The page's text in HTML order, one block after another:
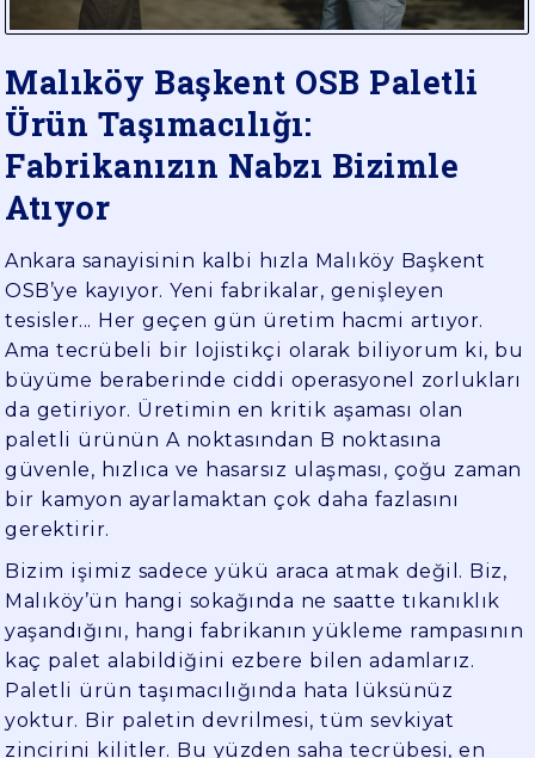
TAŞIMA
Malıköy Başkent OSB Paletli
Ürün Taşımacılığı:
Fabrikanızın Nabzı Bizimle
Atıyor
Ankara sanayisinin kalbi hızla Malıköy Başkent
OSB’ye kayıyor. Yeni fabrikalar, genişleyen
tesisler... Her geçen gün üretim hacmi artıyor.
Ama tecrübeli bir lojistikçi olarak biliyorum ki, bu
büyüme beraberinde ciddi operasyonel zorlukları
da getiriyor. Üretimin en kritik aşaması olan
paletli ürünün A noktasından B noktasına
güvenle, hızlıca ve hasarsız ulaşması, çoğu zaman
bir kamyon ayarlamaktan çok daha fazlasını
gerektirir.
Bizim işimiz sadece yükü araca atmak değil. Biz,
Malıköy’ün hangi sokağında ne saatte tıkanıklık
yaşandığını, hangi fabrikanın yükleme rampasının
kaç palet alabildiğini ezbere bilen adamlarız.
Paletli ürün taşımacılığında hata lüksünüz
yoktur. Bir paletin devrilmesi, tüm sevkiyat
zincirini kilitler. Bu yüzden saha tecrübesi, en